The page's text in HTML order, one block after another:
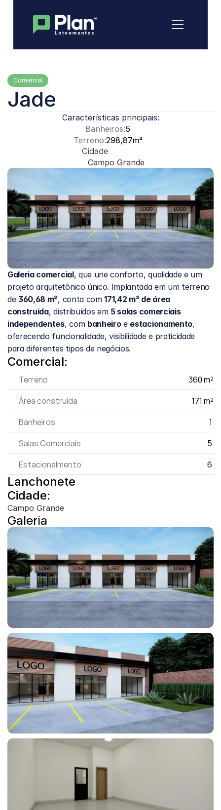
Comercial
Jade
Características principais:
Banheiros:5
Terreno:298,87m²
Cidade
Campo Grande
Galeria comercial, que une conforto, qualidade e um
projeto arquitetônico único. Implantada em um terreno
de 360,68 m², conta com 171,42 m² de área
construída, distribuídos em 5 salas comerciais
independentes, com banheiro e estacionamento,
oferecendo funcionalidade, visibilidade e praticidade
para diferentes tipos de negócios.
Comercial:
Terreno
360 m²
Área construída
171 m²
Banheiros
1
Salas Comerciais
5
Estacionalmento
6
Lanchonete
Cidade:
Campo Grande
Galeria